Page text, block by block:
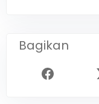
Bagikan